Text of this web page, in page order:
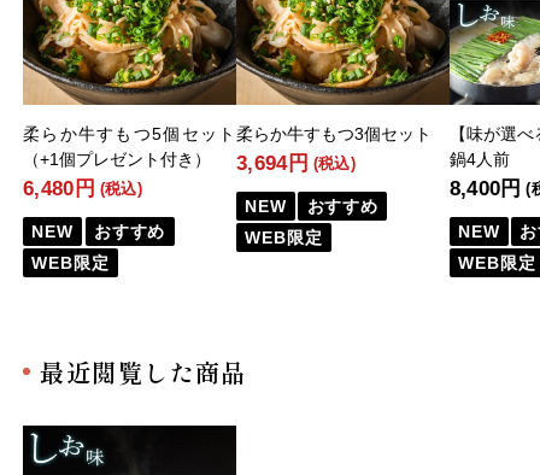
柔らか牛すもつ5個セット
（+1個プレゼント付き）
6,480円 (税込)
NEW
おすすめ
WEB限定
柔らか牛すもつ3個セット
3,694円 (税込)
NEW
おすすめ
WEB限定
【味が選
鍋4人前
8,400円 (
NEW
WEB限定
最近閲覧した商品